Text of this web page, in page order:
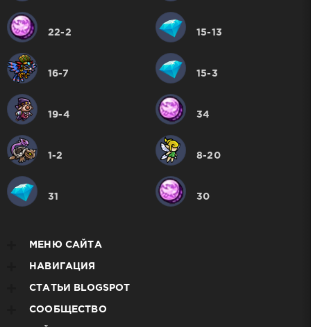
22-2 15-13
16-7 15-3
19-4 34
1-2 8-20
31 30
МЕНЮ САЙТА
НАВИГАЦИЯ
СТАТЬИ BLOGSPOT
СООБЩЕСТВО